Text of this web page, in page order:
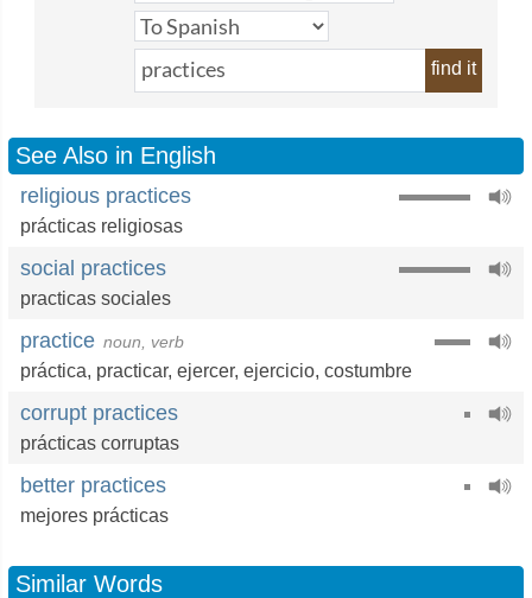
find it
See Also in English
religious practices
prácticas religiosas
social practices
practicas sociales
practice noun, verb
práctica, practicar, ejercer, ejercicio, costumbre
corrupt practices
prácticas corruptas
better practices
mejores prácticas
Similar Words